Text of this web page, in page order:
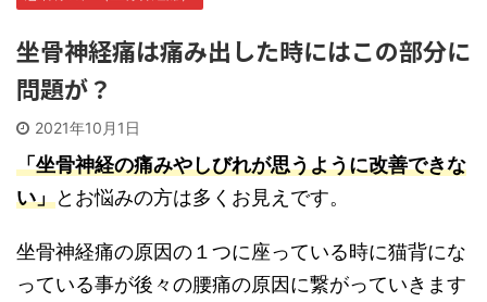
坐骨神経痛は痛み出した時にはこの部分に
問題が？
2021年10月1日
「坐骨神経の痛みやしびれが思うように改善できな
い」とお悩みの方は多くお見えです。
坐骨神経痛の原因の１つに座っている時に猫背にな
っている事が後々の腰痛の原因に繋がっていきます